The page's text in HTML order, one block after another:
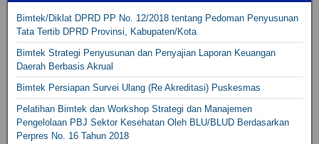
Bimtek/Diklat DPRD PP No. 12/2018 tentang Pedoman Penyusunan
Tata Tertib DPRD Provinsi, Kabupaten/Kota
Bimtek Strategi Penyusunan dan Penyajian Laporan Keuangan
Daerah Berbasis Akrual
Bimtek Persiapan Survei Ulang (Re Akreditasi) Puskesmas
Pelatihan Bimtek dan Workshop Strategi dan Manajemen
Pengelolaan PBJ Sektor Kesehatan Oleh BLU/BLUD Berdasarkan
Perpres No. 16 Tahun 2018